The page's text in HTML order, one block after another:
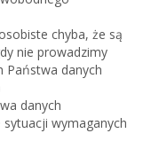
chyba, że są
nie prowadzimy
Państwa danych
danych
wymaganych